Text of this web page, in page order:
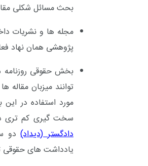
بحث مسائل شکلی
مجله ها و نشریات
پژوهشی همان نهاد
بخش حقوقی
توانند میزبان
مورد استفاده در
سخت گیری کم تری
دادگستر (دیداد)دو
یادداشت های حقوقی